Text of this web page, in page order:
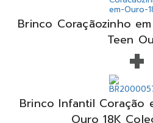
Brinco Coraçãozinho
Teen+
Brinco Infantil Coração
Ouro 18K